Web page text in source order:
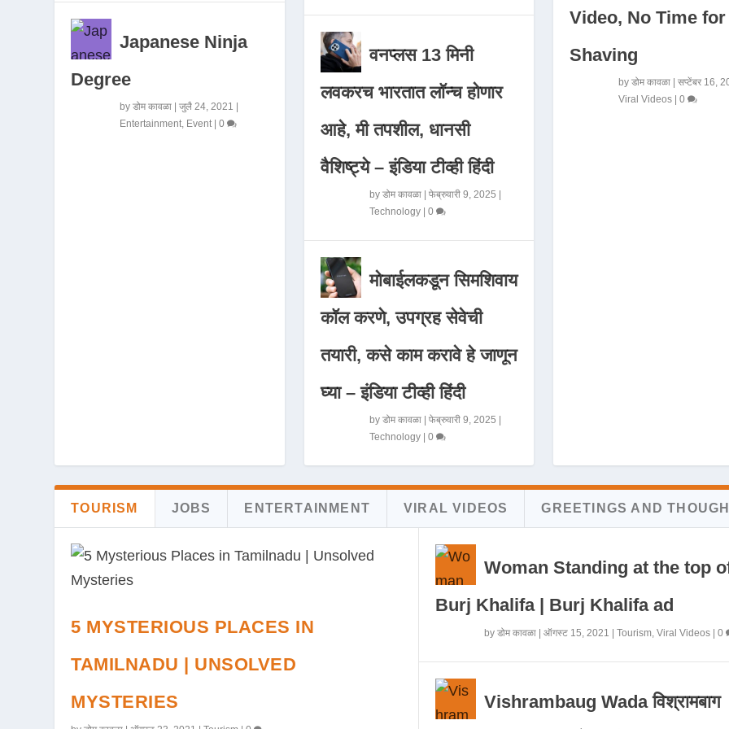
Japanese Ninja
Degree
byडोम कावळा |जुलै 24, 2021 |
Entertainment Event |0
वनप्लस 13 मिनी
लवकरच भारतात लॉन्च होणार
आहे, मी तपशील, धानसी
वैशिष्ट्ये – इंडिया टीव्ही हिंदी
by डोम कावळा| फेब्रुवारी 9, 2025
Technology| 0
मोबाईलकडून सिमशिवाय
कॉल करणे, उपग्रह सेवेची
तयारी, कसे काम करावे हे जाणून
घ्या – इंडिया टीव्ही हिंदी
by डोम कावळा| फेब्रुवारी 9, 2025
Technology| 0
Video, No Time for
Shaving
by डोम कावळा| सप्टेंबर 16,
Viral Videos| 0
TOURISM JOBS ENTERTAINMENT VIRAL VIDEOS GREETINGS AND
5 MYSTERIOUS PLACES IN
TAMILNADU | UNSOLVED
MYSTERIES
Woman Standing at the top
Burj Khalifa | Burj Khalifa ad
by डोम कावळा| ऑगस्ट 15, 2021 Tourism, Viral Videos| 0
Vishrambaug Wada विश्रामबाग